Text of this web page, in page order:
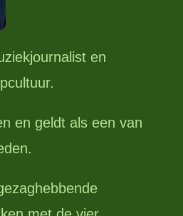
en
en geldt als een van